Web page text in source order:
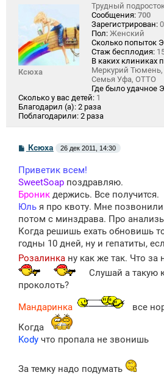
Ксюха
Трудный
Сообщения: 700
Зарегистрирован:
Пол: Женский
Сколько попыток
Стаж бесплодия:
В каких клиниках
Меркурий Тюмень,
Семья Уфа, ОТТО
Где было удачное
Сколько у вас детей: 1
Благодарил (а): 2 раза
Поблагодарили: 2 раза
С
о
б
щ
н
и
Ксюха 26 дек 2011, 14:30
Приветик всем!
SweetSoap поздравляю.
Броник держись. Все получится.
Юль я про квоту. Мне
потом с минздрава. Про
Когда решишь ехать обновишь
годны 10 дней, ну и гепатиты,
Розалинка ну как же так. Что за
Слушай а такую
проколоть?
Мандаринка
все
Когда
Kody что пропала не звонишь
За темку надо подумать